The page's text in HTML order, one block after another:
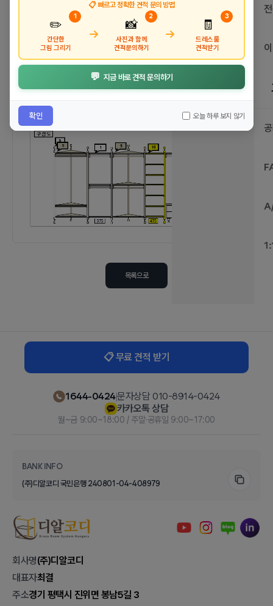
목록으로
📋 무료 견적 받기
1644-0424|문자상담 010-8914-0424
카카오톡 상담
월~금 9:00~18:00 / 주말·공휴일 9:00~17:00
BANK INFO
(주)디알코디 국민은행 240801-04-408979
회사명(주)디알코디
대표자최결
주소경기 평택시 진위면 봉남5길 3
📋 빠르고 정확한 견적 문의 방법
1
✏️
간단한
그림 그리기
→
2
📸
사진과 함께
견적문의하기
→
3
🧾
드레스룸
견적받기
💬 지금 바로 견적 문의하기
확인 오늘 하루 보지 않기